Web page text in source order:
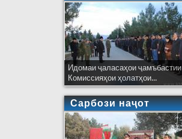
Идомаи ҷаласаҳои ҷамъбастии
Комиссияҳои ҳолатҳои...
Сарбози наҷот